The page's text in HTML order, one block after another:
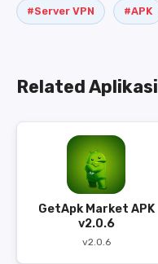
#Server VPN #APK
Related Aplikasi
GetApk Market APK
v2.0.6
v2.0.6